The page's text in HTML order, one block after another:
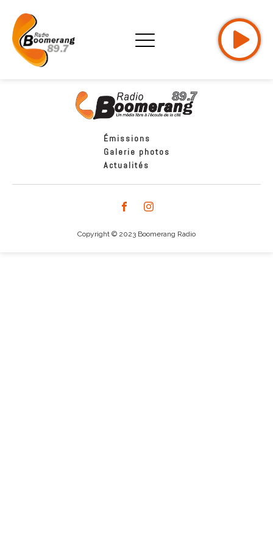
Émissions
Galerie photos
Actualités
Copyright © 2023 Boomerang Radio